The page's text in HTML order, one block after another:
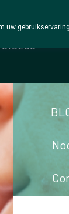
Pharma
uw